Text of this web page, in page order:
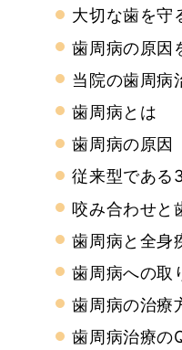
大切な歯を守
歯周病の原因
当院の歯周病
歯周病とは
歯周病の原因
従来型である
咬み合わせと
歯周病と全身
歯周病への取
歯周病の治療
歯周病治療の